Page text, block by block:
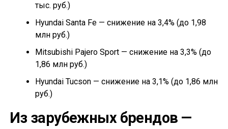
тыс. руб.)
Hyundai Santa Fe — снижение на 3,4% (до 1,98
млн руб.)
Mitsubishi Pajero Sport — снижение на 3,3% (до
1,86 млн руб.)
Hyundai Tucson — снижение на 3,1% (до 1,86 млн
руб.)
Из зарубежных брендов —